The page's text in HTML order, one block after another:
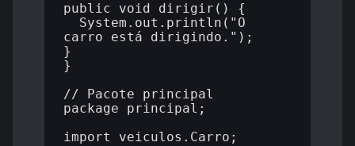
public void dirigir() {
System.out.println("O
carro está dirigindo.");
}
}
// Pacote principal
package principal;
import veiculos.Carro;